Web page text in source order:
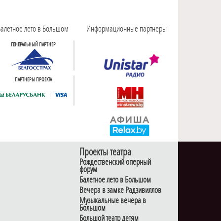
лето в Большом
ГЕНЕРАЛЬНЫЙ ПАРТНЕР
ПАРТНЕРЫ ПРОЕКТА
Информационные партнеры
Проекты театра
Рождественский оперный
форум
Балетное лето в Большом
Вечера в замке Радзивиллов
Музыкальные вечера в
Большом
Большой театр детям